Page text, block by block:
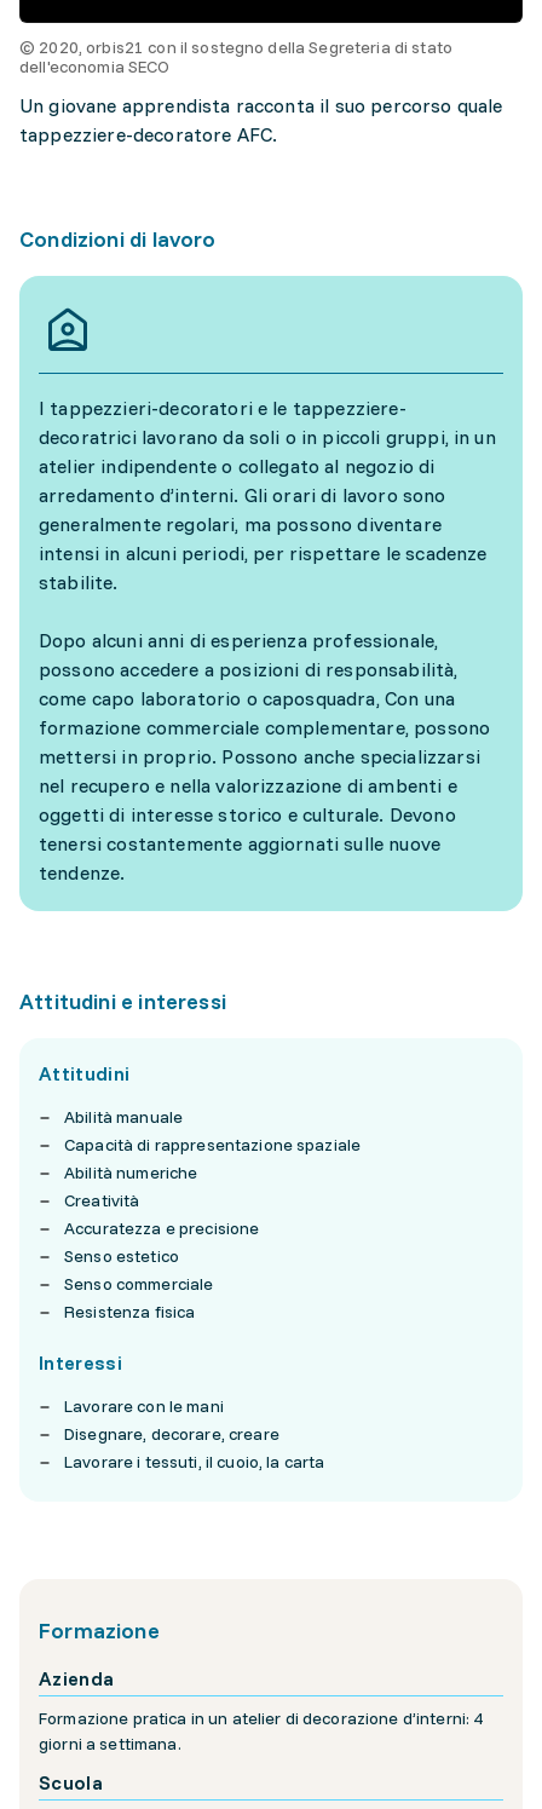
© 2020, orbis21 con il sostegno della Segreteria di stato
dell'economia SECO
Un giovane apprendista racconta il suo percorso quale
tappezziere-decoratore AFC.
Condizioni di lavoro
I tappezzieri-decoratori e le tappezziere-
decoratrici lavorano da soli o in piccoli gruppi, in un
atelier indipendente o collegato al negozio di
arredamento d’interni. Gli orari di lavoro sono
generalmente regolari, ma possono diventare
intensi in alcuni periodi, per rispettare le scadenze
stabilite.
Dopo alcuni anni di esperienza professionale,
possono accedere a posizioni di responsabilità,
come capo laboratorio o caposquadra, Con una
formazione commerciale complementare, possono
mettersi in proprio. Possono anche specializzarsi
nel recupero e nella valorizzazione di ambenti e
oggetti di interesse storico e culturale. Devono
tenersi costantemente aggiornati sulle nuove
tendenze.
Attitudini e interessi
Attitudini
Abilità manuale
Capacità di rappresentazione spaziale
Abilità numeriche
Creatività
Accuratezza e precisione
Senso estetico
Senso commerciale
Resistenza fisica
Interessi
Lavorare con le mani
Disegnare, decorare, creare
Lavorare i tessuti, il cuoio, la carta
Formazione
Azienda
Formazione pratica in un atelier di decorazione d’interni: 4
giorni a settimana.
Scuola